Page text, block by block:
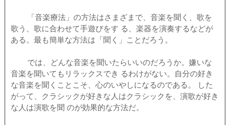
「音楽療法」の方法はさまざまで、音楽を聞く、歌を
歌う、歌に合わせて手遊びをす る、楽器を演奏するなどが
ある。最も簡単な方法は「聞く」ことだろう。
では、どんな音楽を聞いたらいいのだろうか。嫌いな
音楽を聞いてもリラックスでき るわけがない。自分の好き
な音楽を聞くことこそ、心のいやしになるのである。 した
がって、クラシックが好きな人はクラシックを、演歌が好き
な人は演歌を聞 のが効果的な方法だ。